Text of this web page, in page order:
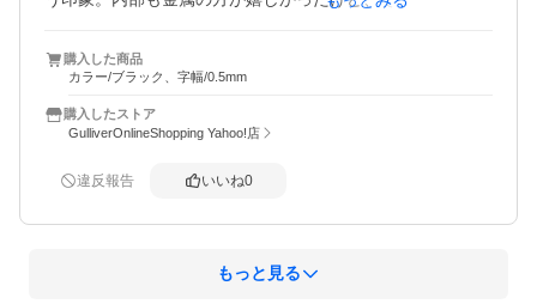
購入した商品
カラー/ブラック、字幅/0.5mm
購入したストア
GulliverOnlineShopping Yahoo!店
違反報告 いいね0
もっと見る